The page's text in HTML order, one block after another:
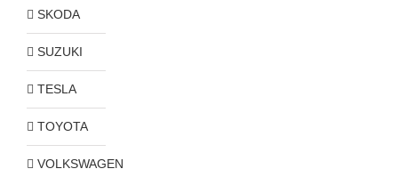
SKODA
SUZUKI
TESLA
TOYOTA
VOLKSWAGEN